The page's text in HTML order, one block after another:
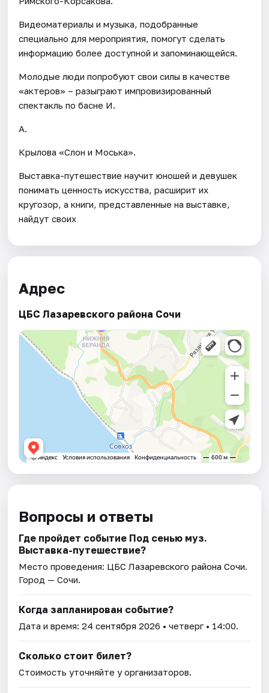
Видеоматериалы и музыка, подобранные
специально для мероприятия, помогут сделать
информацию более доступной и запоминающейся.
Молодые люди попробуют свои силы в качестве
«актеров» – разыграют импровизированный
спектакль по басне И.
А.
Крылова «Слон и Моська».
Выставка-путешествие научит юношей и девушек
понимать ценность искусства, расширит их
кругозор, а книги, представленные на выставке,
найдут своих
Адрес
ЦБС Лазаревского района Сочи
Вопросы и ответы
Где пройдет событие Под сенью муз.
Выставка-путешествие?
Место проведения: ЦБС Лазаревского района Сочи.
Город — Сочи.
Когда запланирован событие?
Дата и время:24 сентября 2026 • четверг • 14:00.
Сколько стоит билет?
Стоимость уточняйте у организаторов.